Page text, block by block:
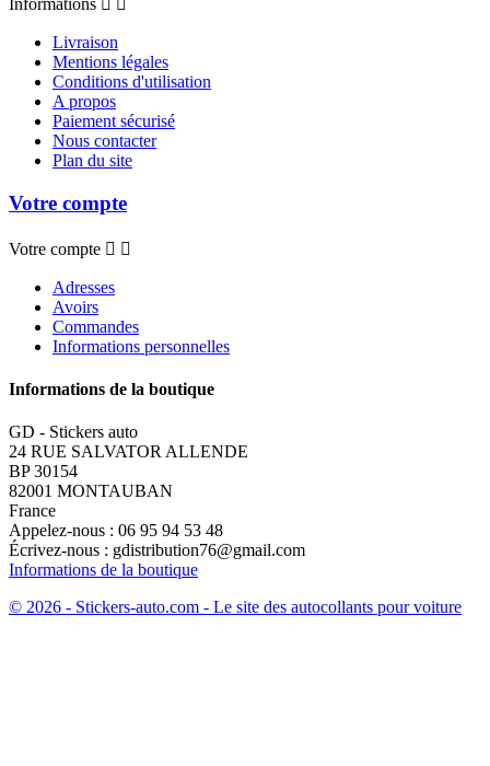
Informations  
Livraison
Mentions légales
Conditions d'utilisation
A propos
Paiement sécurisé
Nous contacter
Plan du site
Votre compte
Votre compte  
Adresses
Avoirs
Commandes
Informations personnelles
Informations de la boutique
GD - Stickers auto
24 RUE SALVATOR ALLENDE
BP 30154
82001 MONTAUBAN
France
Appelez-nous : 06 95 94 53 48
Écrivez-nous : gdistribution76@gmail.com
Informations de la boutique
© 2026 - Stickers-auto.com - Le site des autocollants pour voiture